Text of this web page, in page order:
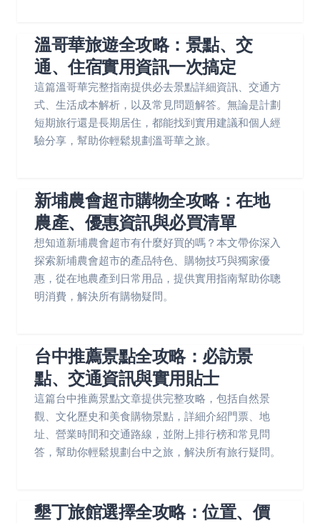
溫哥華旅遊全攻略：景點、交
通、住宿實用資訊一次搞定
這篇溫哥華完整指南提供必去景點詳細資訊、交通方
式、生活成本解析，以及常見問題解答。無論是計劃
短期旅行還是長期居住，都能找到實用建議和個人經
驗分享，幫助你輕鬆規劃溫哥華之旅。
新埔農會超市購物全攻略：在地
農產、優惠資訊與必買清單
想知道新埔農會超市有什麼好買的嗎？本文帶你深入
探索新埔農會超市的產品特色、購物技巧與獨家優
惠，從在地農產到日常用品，提供實用指南幫助你聰
明消費，解決所有購物疑問。
台中推薦景點全攻略：必訪景
點、交通資訊與實用貼士
這篇台中推薦景點文章提供完整攻略，包括自然景
觀、文化歷史和美食購物景點，詳細介紹門票、地
址、營業時間和交通路線，並附上排行榜和常見問
答，幫助你輕鬆規劃台中之旅，解決所有旅行疑問。
墾丁旅館選擇全攻略：位置、價